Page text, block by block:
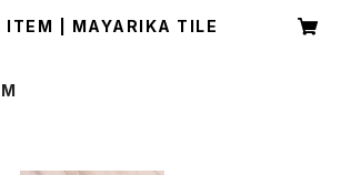
ITEM | MAYARIKA TILE